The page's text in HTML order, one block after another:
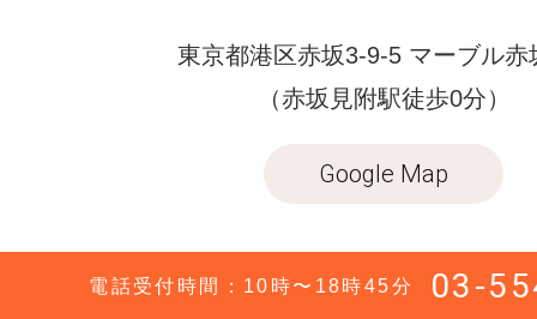
東京都港区赤坂3-9-5 マーブル赤
（赤坂見附駅徒歩0分）
Google Map
電話受付時間：10時〜18時45分 03-